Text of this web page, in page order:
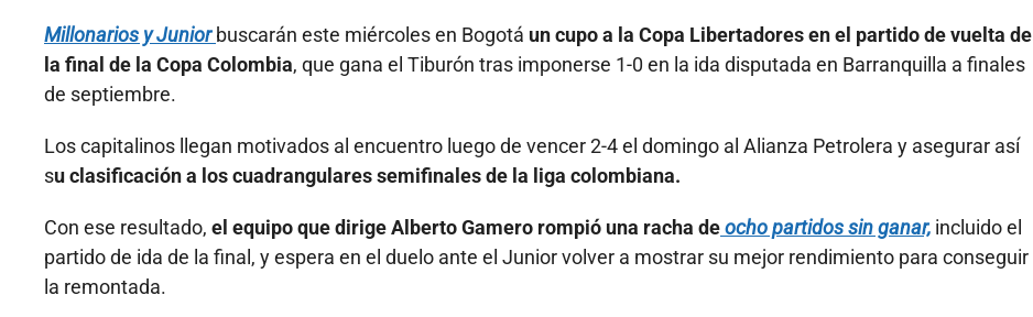
Millonarios y Juniorbuscarán este miércoles en Bogotá un cupo a la Copa Libertadores en el partido de vuelta de
la final de la Copa Colombia, que gana el Tiburón tras imponerse 1-0 en la ida disputada en Barranquilla a finales
de septiembre.
Los capitalinos llegan motivados al encuentro luego de vencer 2-4 el domingo al Alianza Petrolera y asegurar así
su clasificación a los cuadrangulares semifinales de la liga colombiana.
Con ese resultado, el equipo que dirige Alberto Gamero rompió una racha deocho partidos sin ganar, incluido el
partido de ida de la final, y espera en el duelo ante el Junior volver a mostrar su mejor rendimiento para conseguir
la remontada.